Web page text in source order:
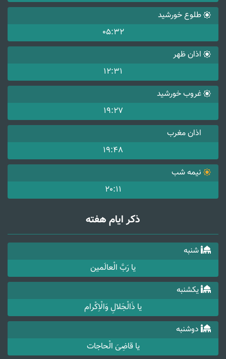
طلوع خورشید
05:32
اذان ظهر
12:31
غروب خورشید
19:27
اذان مغرب
19:48
نیمه شب
20:11
ذکر ایام هفته
شنبه
یا رَبَّ الْعالَمین
یکشنبه
یا ذَالْجَلالِ وَالْاِکْرام
دوشنبه
یا قاضِیَ الْحاجات